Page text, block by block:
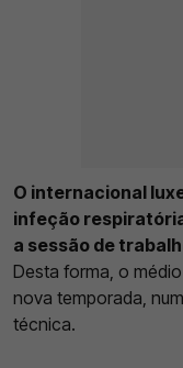
O internacional
infeção
a sessão de
Desta forma, o
nova temporada,
técnica.